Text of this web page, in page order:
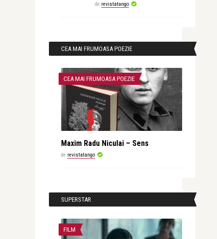
de revistatango
CEA MAI FRUMOASA POEZIE
CEA MAI FRUMOASA POEZIE
Maxim Radu Niculai – Sens
de revistatango
SUPERSTAR
FILM